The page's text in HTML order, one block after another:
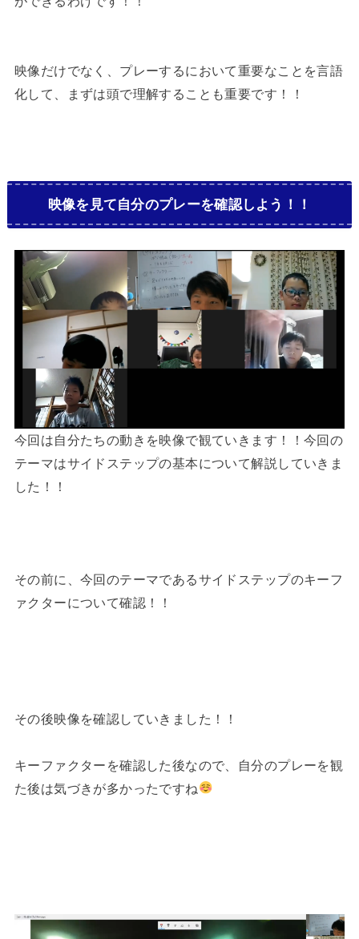
映像だけでなく、プレーするにおいて重要なことを言語
化して、まずは頭で理解することも重要です！！
映像を見て自分のプレーを確認しよう！！
今回は自分たちの動きを映像で観ていきます！！今回の
テーマはサイドステップの基本について解説していきま
した！！
その前に、今回のテーマであるサイドステップのキーフ
ァクターについて確認！！
その後映像を確認していきました！！
キーファクターを確認した後なので、自分のプレーを観
た後は気づきが多かったですね